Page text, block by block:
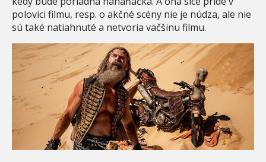
polovici filmu, resp. o akčné scény nie je núdza, ale nie
sú také natiahnuté a netvoria väčšinu filmu.